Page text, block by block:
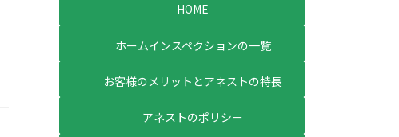
HOME
ホームインスペクションの一覧
お客様のメリットとアネストの特長
アネストのポリシー